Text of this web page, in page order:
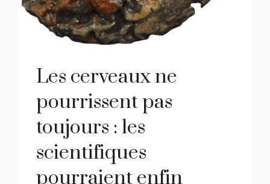
Les cerveaux ne
pourrissent pas
toujours : les
scientifiques
pourraient enfin